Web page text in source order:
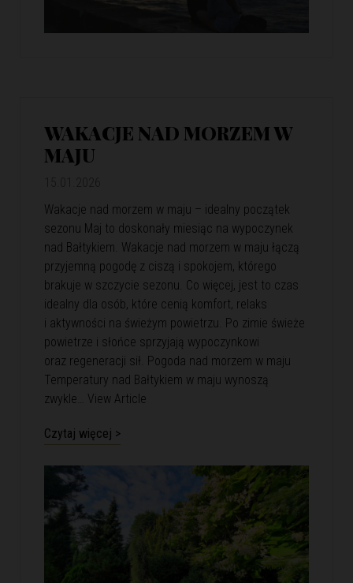
WAKACJE NAD MORZEM W
MAJU
Wakacje nad morzem w maju – idealny początek
sezonu Maj to doskonały miesiąc na wypoczynek
nad Bałtykiem. Wakacje nad morzem w maju łączą
przyjemną pogodę z ciszą i spokojem, którego
brakuje w szczycie sezonu. Co więcej, jest to czas
idealny dla osób, które cenią komfort, relaks
i aktywności na świeżym powietrzu. Po zimie świeże
powietrze i słońce sprzyjają wypoczynkowi
oraz regeneracji sił. Pogoda nad morzem w maju
Temperatury nad Bałtykiem w maju wynoszą
zwykle… View Article
Czytaj więcej >